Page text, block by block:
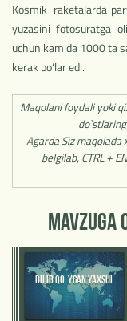
Kosmik raketalarda
yuzasini fotosuratga
uchun kamida 1000 ta
kerak bo‘lar edi.
Maqolani foydali yoki
Agarda Siz
belgilab, CTRL +
MAVZUGA
BILIB QO`YGAN YAXSHI